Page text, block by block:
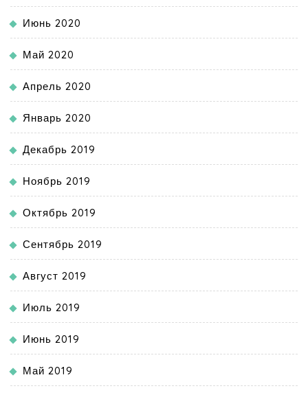
Июнь 2020
Май 2020
Апрель 2020
Январь 2020
Декабрь 2019
Ноябрь 2019
Октябрь 2019
Сентябрь 2019
Август 2019
Июль 2019
Июнь 2019
Май 2019